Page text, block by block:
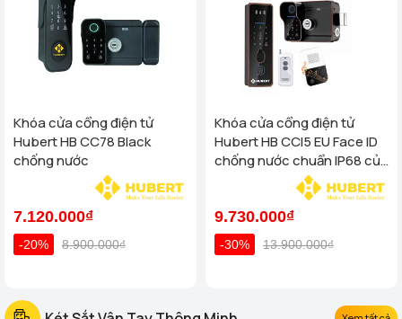
Khóa cửa cổng điện tử
Hubert HB CC78 Black
chống nước
7.120.000₫
-20% 8.900.000₫
Khóa cửa cổng điện tử
Hubert HB CCI5 EU Face ID
chống nước chuẩn IP68 của
tiêu chuẩn Đức
9.730.000₫
-30% 13.900.000₫